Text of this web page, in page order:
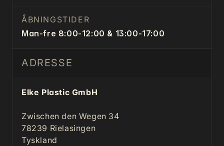
ÅBNINGSTIDER
Man-fre 8:00-12:00 & 13:00-17:00
ADRESSE
Elke Plastic GmbH
Zwischen den Wegen 34
78239 Rielasingen
Tyskland